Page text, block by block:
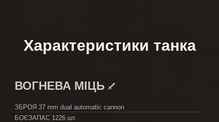
Характеристики танка
ВОГНЕВА МІЦЬ
ЗБРОЯ 37 mm dual automatic cannon
БОЄЗАПАС 1226 шт.